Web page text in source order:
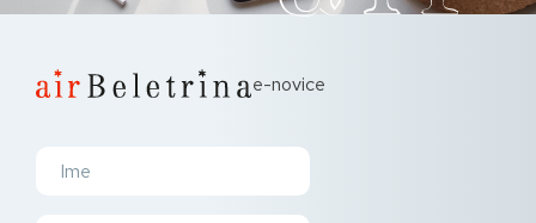
e-novice